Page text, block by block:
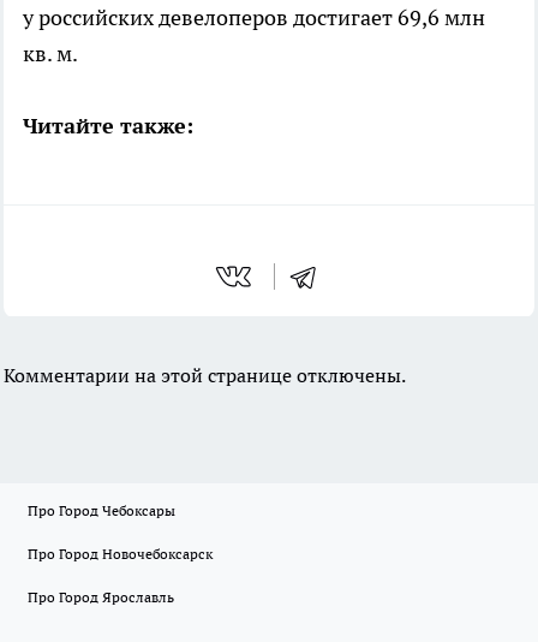
у российских девелоперов достигает 69,6 млн
кв. м.
Читайте также:
Комментарии на этой странице отключены.
Про Город Чебоксары
Про Город Новочебоксарск
Про Город Ярославль